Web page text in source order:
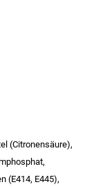
(Citronensäure),
(E414, E445),